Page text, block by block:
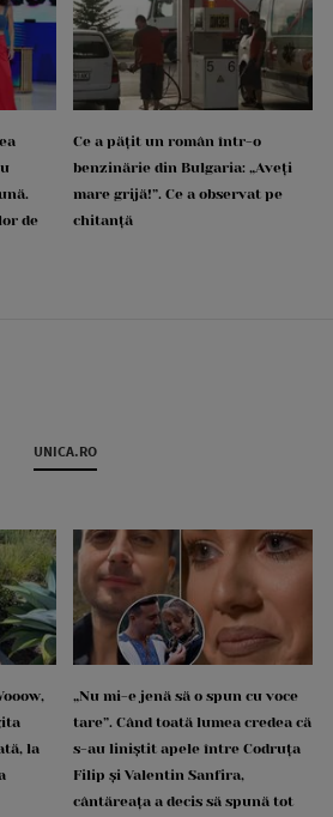
de
Ce a pățit un român într-o
benzinărie din Bulgaria: „Aveți
mare grijă!”. Ce a observat pe
chitanță
UNICA.RO
la
„Nu mi-e jenă să o spun cu voce
tare”. Când toată lumea credea că
s-au liniștit apele între Codruța
Filip și Valentin Sanfira,
cântăreața a decis să spună tot